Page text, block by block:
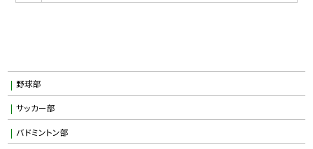
野球部
サッカー部
バドミントン部